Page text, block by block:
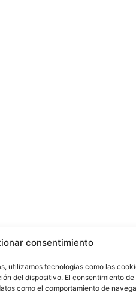
consentimiento
utilizamos tecnologías como las
del dispositivo. El consentimiento de
como el comportamiento de